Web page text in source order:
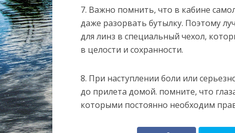
7. Важно помнить, что в кабине
даже разорвать бутылку. Поэтому
для линз в специальный чехол,
в целости и сохранности.
8. При наступлении боли или
до прилета домой. помните, что
которыми постоянно необходим